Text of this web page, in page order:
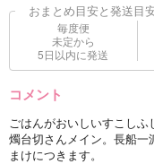
おまとめ目安と発送目
毎度便
未定から
5日以内に発送
コメント
ごはんがおいしいすこし
燭台切さんメイン。長船
まけにつきます。